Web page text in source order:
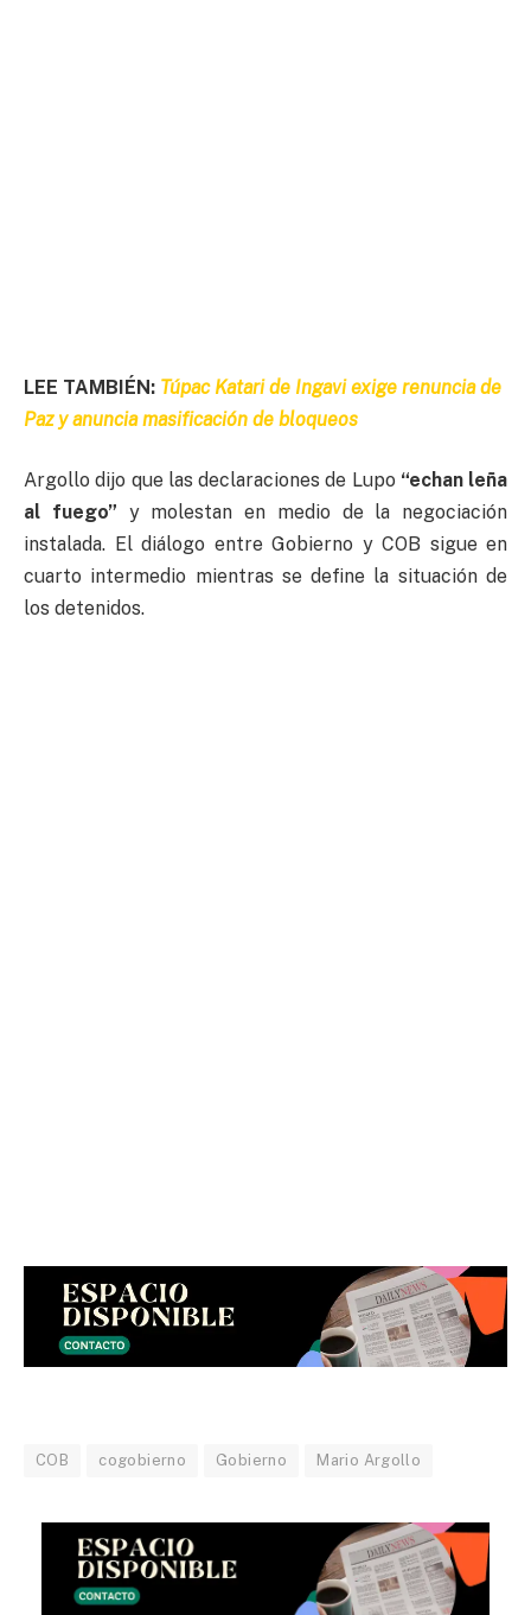
LEE TAMBIÉN: Túpac Katari de Ingavi exige renuncia de
Paz y anuncia masificación de bloqueos
Argollo dijo que las declaraciones de Lupo “echan leña
al fuego” y molestan en medio de la negociación
instalada. El diálogo entre Gobierno y COB sigue en
cuarto intermedio mientras se define la situación de
los detenidos.
COB cogobierno Gobierno Mario Argollo